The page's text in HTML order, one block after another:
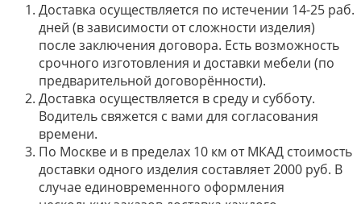
Доставка осуществляется по истечении 14-25 раб.
дней (в зависимости от сложности изделия)
после заключения договора. Есть возможность
срочного изготовления и доставки мебели (по
предварительной договорённости).
Доставка осуществляется в среду и субботу.
Водитель свяжется с вами для согласования
времени.
По Москве и в пределах 10 км от МКАД стоимость
доставки одного изделия составляет 2000 руб. В
случае единовременного оформления